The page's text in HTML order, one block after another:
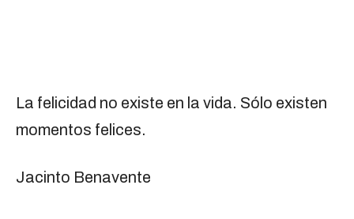
La felicidad no existe en la vida. Sólo existen
momentos felices.
Jacinto Benavente